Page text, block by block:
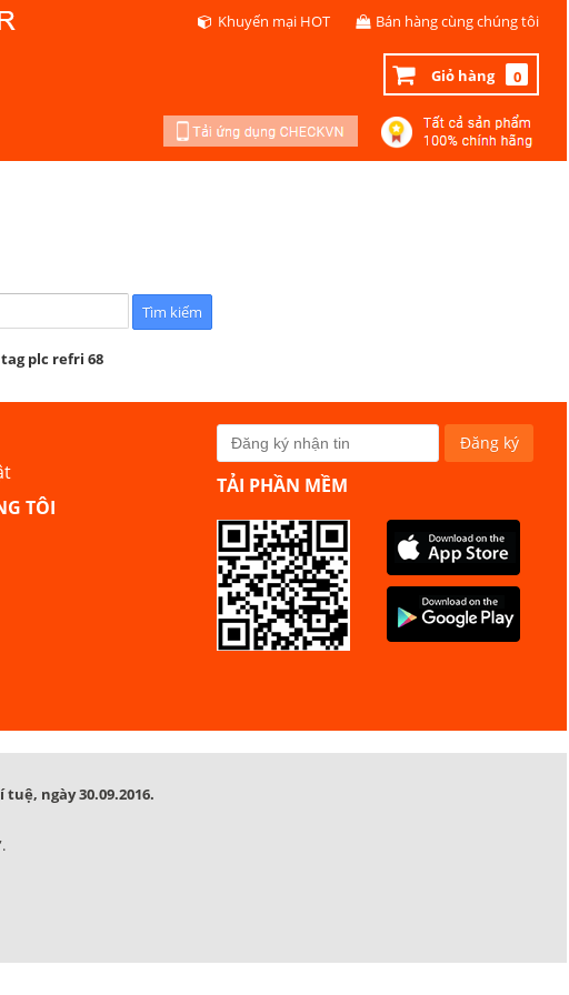
Khuyến mại HOT Bán hàng cùng chúng tôi
Giỏ hàng 0
plc refri 68
TÔI
TẢI PHẦN MỀM
ngày 30.09.2016.